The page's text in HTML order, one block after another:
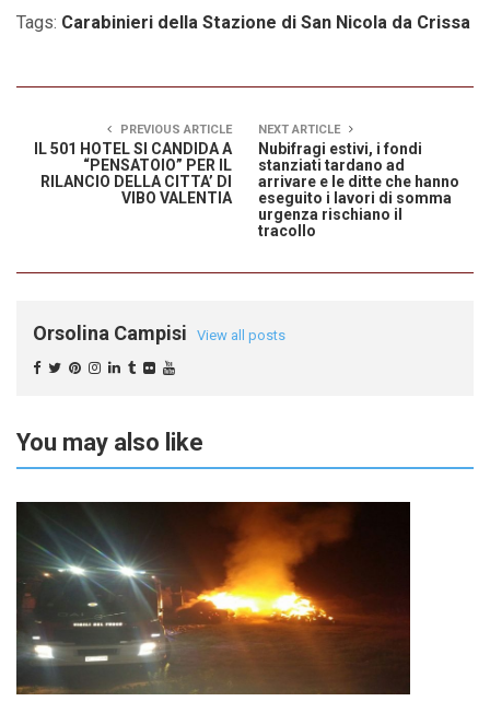
Tags: Carabinieri della Stazione di San Nicola da Crissa
PREVIOUS ARTICLE
IL 501 HOTEL SI CANDIDA A
“PENSATOIO” PER IL
RILANCIO DELLA CITTA’ DI
VIBO VALENTIA
NEXT ARTICLE
Nubifragi estivi, i fondi
stanziati tardano ad
arrivare e le ditte che hanno
eseguito i lavori di somma
urgenza rischiano il
tracollo
Orsolina Campisi View all posts
You may also like